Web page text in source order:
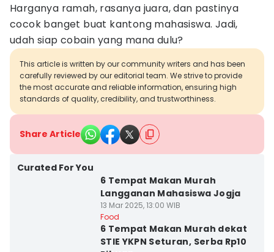
Harganya ramah, rasanya juara, dan pastinya
cocok banget buat kantong mahasiswa. Jadi,
udah siap cobain yang mana dulu?
This article is written by our community writers and has been
carefully reviewed by our editorial team. We strive to provide
the most accurate and reliable information, ensuring high
standards of quality, credibility, and trustworthiness.
Share Article
Curated For You
6 Tempat Makan Murah
Langganan Mahasiswa Jogja
13 Mar 2025, 13:00 WIB
Food
6 Tempat Makan Murah dekat
STIE YKPN Seturan, Serba Rp10